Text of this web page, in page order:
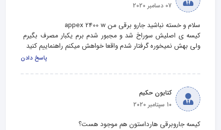
07 دسامبر 2020
کیسه ی اصلیش سوراخ شد و مجبور شدم برم یکبار مصرف بگیرم
ولی بهش نمیخوره گرفتار شدم واقعا خواهش میکنم راهنماییم کنید
پاسخ دادن
کتایون حکیم
10 سپتامبر 2020
کیسه جاروبرقی هارداستون هم موجود هست؟